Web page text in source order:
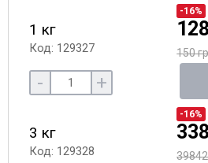
1 кг
Код: 129327
-16%
150
- +
3 кг
Код: 129328
-16%